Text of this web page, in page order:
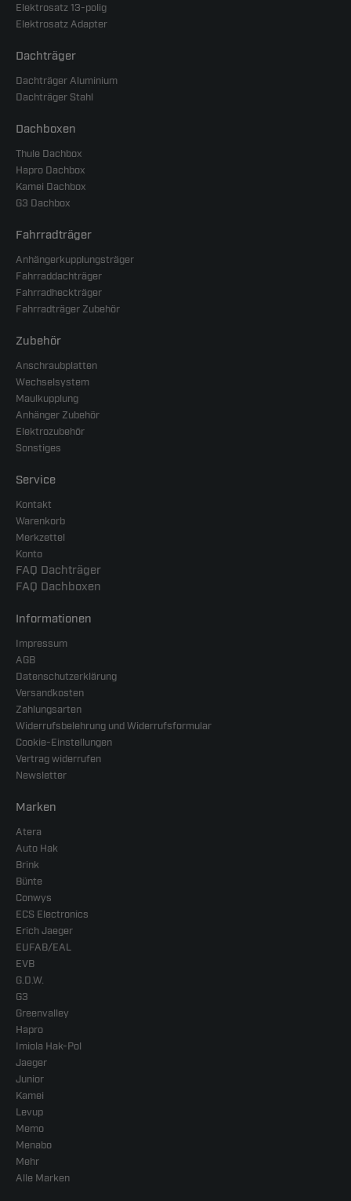
Elektrosatz 13-polig
Elektrosatz Adapter
Dachträger
Dachträger Aluminium
Dachträger Stahl
Dachboxen
Thule Dachbox
Hapro Dachbox
Kamei Dachbox
G3 Dachbox
Fahrradträger
Anhängerkupplungsträger
Fahrraddachträger
Fahrradheckträger
Fahrradträger Zubehör
Zubehör
Anschraubplatten
Wechselsystem
Maulkupplung
Anhänger Zubehör
Elektrozubehör
Sonstiges
Service
Kontakt
Warenkorb
Merkzettel
Konto
FAQ Dachträger
FAQ Dachboxen
Informationen
Impressum
AGB
Datenschutzerklärung
Versandkosten
Zahlungsarten
Widerrufsbelehrung und Widerrufsformular
Cookie-Einstellungen
Vertrag widerrufen
Newsletter
Marken
Atera
Auto Hak
Brink
Bünte
Conwys
ECS Electronics
Erich Jaeger
EUFAB/EAL
EVB
G.D.W.
G3
Greenvalley
Hapro
Imiola Hak-Pol
Jaeger
Junior
Kamei
Levup
Memo
Menabo
Mehr
Alle Marken